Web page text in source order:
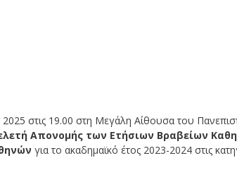
2025 στις 19.00 στη Μεγάλη Αίθουσα του
Απονομής των Ετήσιων Βραβείων
για το ακαδημαϊκό έτος 2023-2024 στις